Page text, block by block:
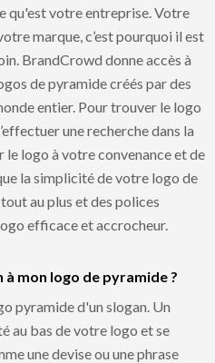
qu'est votre entreprise. Votre
marque, c’est pourquoi il est
BrandCrowd donne accès à
de pyramide créés par des
entier. Pour trouver le logo
une recherche dans la
logo à votre convenance et de
la simplicité de votre logo de
au plus et des polices
efficace et accrocheur.
mon logo de pyramide ?
pyramide d'un slogan. Un
au bas de votre logo et se
une devise ou une phrase